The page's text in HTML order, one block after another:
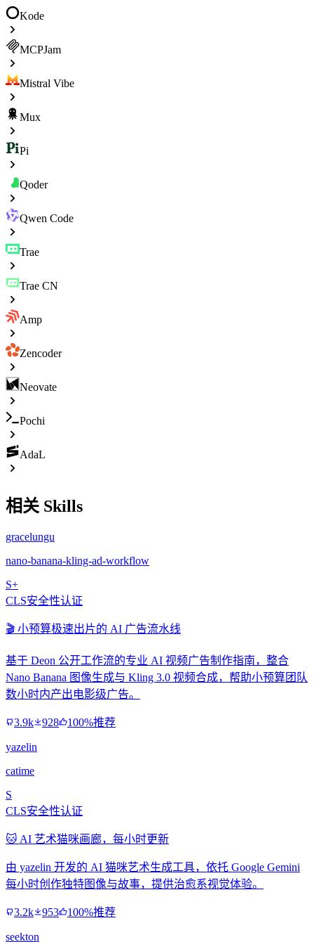
Kode
MCPJam
Mistral Vibe
Mux
Pi
Qoder
Qwen Code
Trae
Trae CN
Amp
Zencoder
Neovate
Pochi
AdaL
相关 Skills
gracelungu
nano-banana-kling-ad-workflow
S+
CLS安全性认证
🎬 小预算极速出片的 AI 广告流水线
基于 Deon 公开工作流的专业 AI 视频广告制作指南，整合
Nano Banana 图像生成与 Kling 3.0 视频合成，帮助小预算团队
数小时内产出电影级广告。
3.9k 928 100%推荐
yazelin
catime
S
CLS安全性认证
🐱 AI 艺术猫咪画廊，每小时更新
由 yazelin 开发的 AI 猫咪艺术生成工具，依托 Google Gemini
每小时创作独特图像与故事，提供治愈系视觉体验。
3.2k 953 100%推荐
seekton